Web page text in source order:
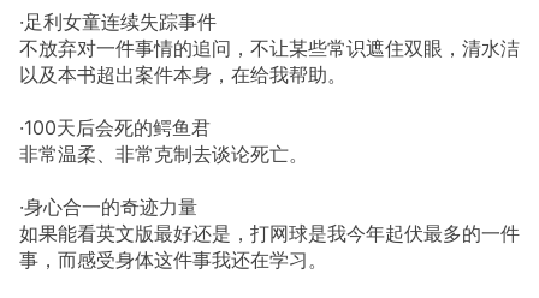
·足利女童连续失踪事件
不放弃对一件事情的追问，不让某些常识遮住双眼，清水洁
以及本书超出案件本身，在给我帮助。
·100天后会死的鳄鱼君
非常温柔、非常克制去谈论死亡。
·身心合一的奇迹力量
如果能看英文版最好还是，打网球是我今年起伏最多的一件
事，而感受身体这件事我还在学习。